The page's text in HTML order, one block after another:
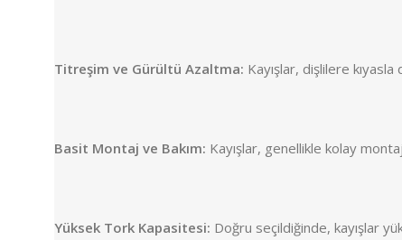
Titreşim ve Gürültü Azaltma: Kayışlar, dişlilere
Basit Montaj ve Bakım: Kayışlar, genellikle kolay
Yüksek Tork Kapasitesi: Doğru seçildiğinde, kayışlar